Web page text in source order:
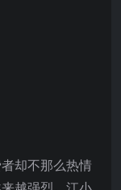
却不那么热情